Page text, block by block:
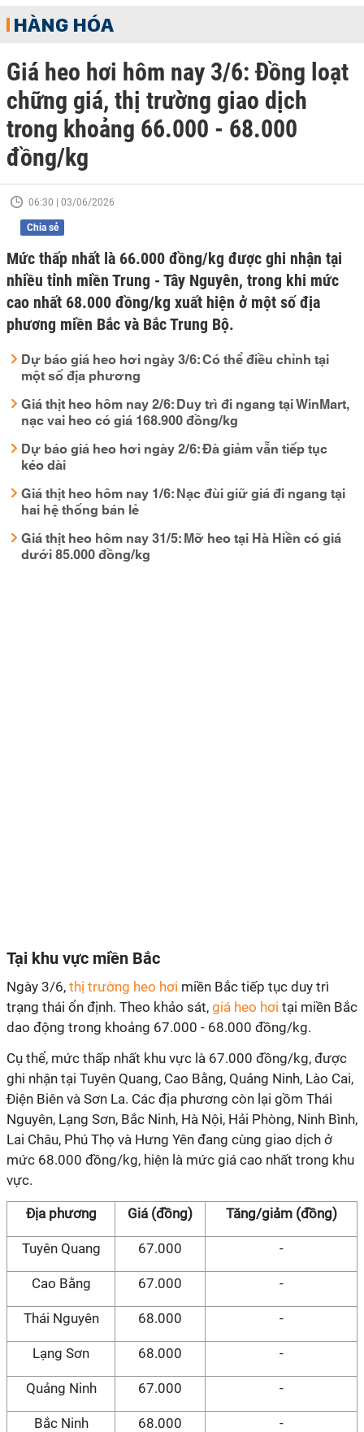
HÀNG HÓA
Giá heo hơi hôm nay 3/6: Đồng loạt
chững giá, thị trường giao dịch
trong khoảng 66.000 - 68.000
đồng/kg
06:30 | 03/06/2026
Chia sẻ
Mức thấp nhất là 66.000 đồng/kg được ghi nhận tại
nhiều tỉnh miền Trung - Tây Nguyên, trong khi mức
cao nhất 68.000 đồng/kg xuất hiện ở một số địa
phương miền Bắc và Bắc Trung Bộ.
Dự báo giá heo hơi ngày 3/6: Có thể điều chỉnh tại
một số địa phương
Giá thịt heo hôm nay 2/6: Duy trì đi ngang tại WinMart,
nạc vai heo có giá 168.900 đồng/kg
Dự báo giá heo hơi ngày 2/6: Đà giảm vẫn tiếp tục
kéo dài
Giá thịt heo hôm nay 1/6: Nạc đùi giữ giá đi ngang tại
hai hệ thống bán lẻ
Giá thịt heo hôm nay 31/5: Mỡ heo tại Hà Hiền có giá
dưới 85.000 đồng/kg
Tại khu vực miền Bắc
Ngày 3/6, thị trường heo hơi miền Bắc tiếp tục duy trì
trạng thái ổn định. Theo khảo sát, giá heo hơi tại miền Bắc
dao động trong khoảng 67.000 - 68.000 đồng/kg.
Cụ thể, mức thấp nhất khu vực là 67.000 đồng/kg, được
ghi nhận tại Tuyên Quang, Cao Bằng, Quảng Ninh, Lào Cai,
Điện Biên và Sơn La. Các địa phương còn lại gồm Thái
Nguyên, Lạng Sơn, Bắc Ninh, Hà Nội, Hải Phòng, Ninh Bình,
Lai Châu, Phú Thọ và Hưng Yên đang cùng giao dịch ở
mức 68.000 đồng/kg, hiện là mức giá cao nhất trong khu
vực.
Địa phương Giá (đồng) Tăng/giảm (đồng)
Tuyên Quang 67.000 -
Cao Bằng 67.000 -
Thái Nguyên 68.000 -
Lạng Sơn 68.000 -
Quảng Ninh 67.000 -
Bắc Ninh 68.000 -